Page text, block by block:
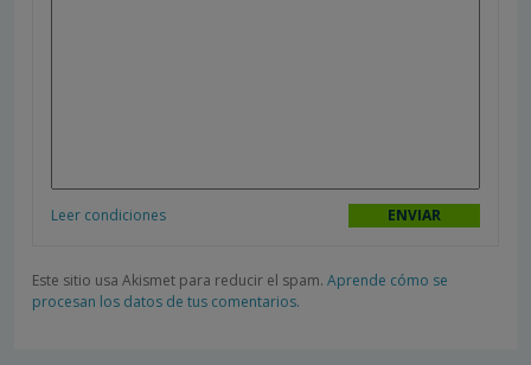
Leer condiciones
Este sitio usa Akismet para reducir el spam. Aprende cómo se
procesan los datos de tus comentarios.